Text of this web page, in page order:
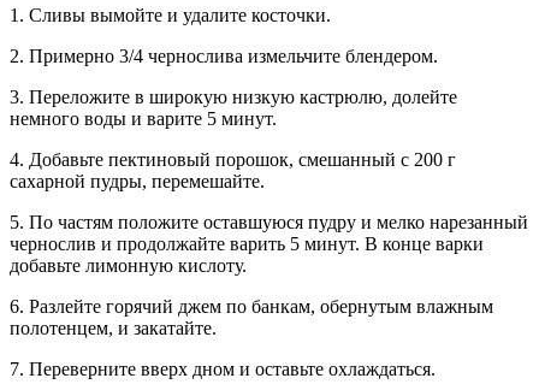
1. Сливы вымойте и удалите косточки.
2. Примерно 3/4 чернослива измельчите блендером.
3. Переложите в широкую низкую кастрюлю, долейте
немного воды и варите 5 минут.
4. Добавьте пектиновый порошок, смешанный с 200 г
сахарной пудры, перемешайте.
5. По частям положите оставшуюся пудру и мелко нарезанный
чернослив и продолжайте варить 5 минут. В конце варки
добавьте лимонную кислоту.
6. Разлейте горячий джем по банкам, обернутым влажным
полотенцем, и закатайте.
7. Переверните вверх дном и оставьте охлаждаться.